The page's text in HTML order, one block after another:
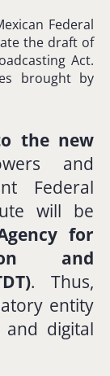
Federal
the draft of
Act.
brought by
the new
and
Federal
will be
for
and
.Thus,
entity
and digital